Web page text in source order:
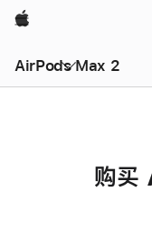
Apple
AirPods Max 2
购买